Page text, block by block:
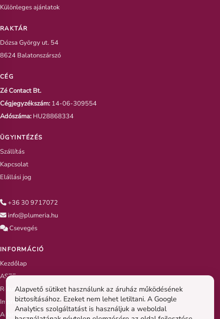
Különleges ajánlatok
RAKTÁR
Dózsa György ut. 54
8624 Balatonszárszó
CÉG
Zé Contact Bt.
Cégjegyzékszám: 14-06-309554
Adószáma: HU28868334
ÜGYINTÉZÉS
Szállítás
Kapcsolat
Elállási jog
+36 30 9717072
info@plumeria.hu
Csevegés
INFORMÁCIÓ
Kezdőlap
ASZF
Rólunk
Impresszum
Adatvédelem
Alapvető sütiket használunk az áruház működésének
biztosításához. Ezeket nem lehet letiltani. A Google
Analytics szolgáltatást is használjuk a weboldal